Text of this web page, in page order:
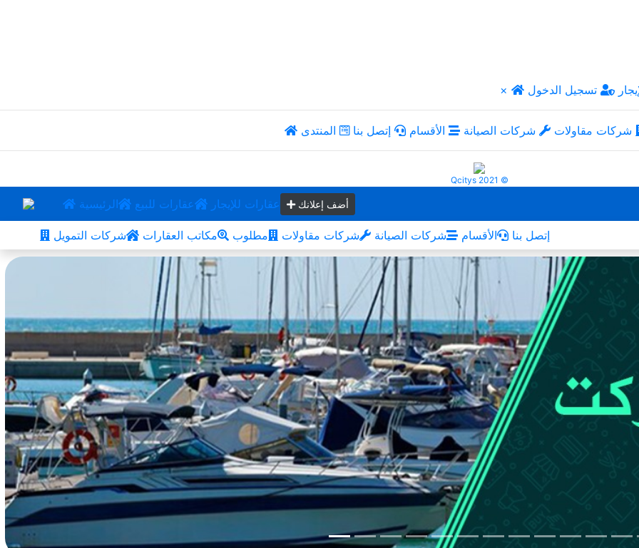
× تسجيل الدخول
شركات مقاولات شركات الصيانة الأقسام إتصل بنا المنتدى
Qcitys 2021 ©
الرئيسية عقارات للبيع عقارات للإيجار أضف إعلانك
شركات التمويل مكاتب العقارات مطلوب شركات مقاولات شركات الصيانة الأقسام إتصل بنا